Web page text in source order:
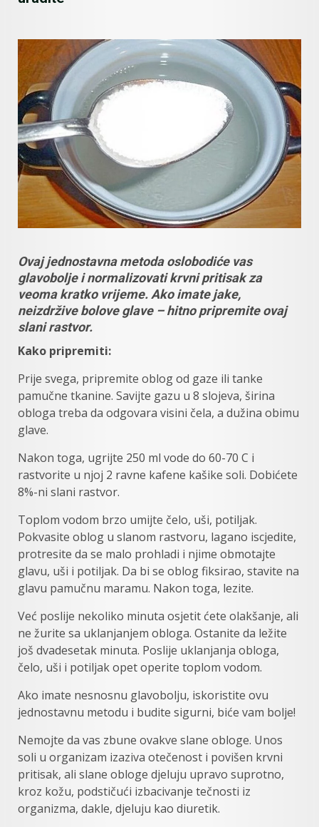
Ovaj jednostavna metoda oslobodiće vas
glavobolje i normalizovati krvni pritisak za
veoma kratko vrijeme. Ako imate jake,
neizdržive bolove glave – hitno pripremite ovaj
slani rastvor.
Kako pripremiti:
Prije svega, pripremite oblog od gaze ili tanke
pamučne tkanine. Savijte gazu u 8 slojeva, širina
obloga treba da odgovara visini čela, a dužina obimu
glave.
Nakon toga, ugrijte 250 ml vode do 60-70 C i
rastvorite u njoj 2 ravne kafene kašike soli. Dobićete
8%-ni slani rastvor.
Toplom vodom brzo umijte čelo, uši, potiljak.
Pokvasite oblog u slanom rastvoru, lagano iscjedite,
protresite da se malo prohladi i njime obmotajte
glavu, uši i potiljak. Da bi se oblog fiksirao, stavite na
glavu pamučnu maramu. Nakon toga, lezite.
Već poslije nekoliko minuta osjetit ćete olakšanje, ali
ne žurite sa uklanjanjem obloga. Ostanite da ležite
još dvadesetak minuta. Poslije uklanjanja obloga,
čelo, uši i potiljak opet operite toplom vodom.
Ako imate nesnosnu glavobolju, iskoristite ovu
jednostavnu metodu i budite sigurni, biće vam bolje!
Nemojte da vas zbune ovakve slane obloge. Unos
soli u organizam izaziva otečenost i povišen krvni
pritisak, ali slane obloge djeluju upravo suprotno,
kroz kožu, podstičući izbacivanje tečnosti iz
organizma, dakle, djeluju kao diuretik.